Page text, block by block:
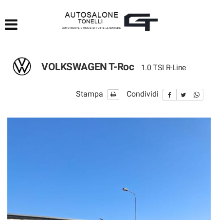
ACQUISTIAMO USATOVOLKSWAGEN T-Roc 1.0 TSI R-Line
Stampa Condividi